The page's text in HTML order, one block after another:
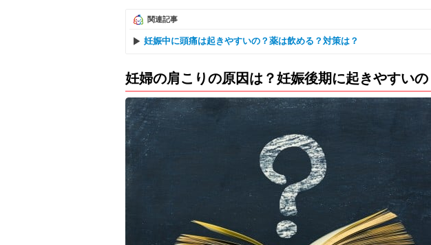
関連記事
妊娠中に頭痛は起きやすいの？薬は飲める？対策は？
妊婦の肩こりの原因は？妊娠後期に起きやすいの